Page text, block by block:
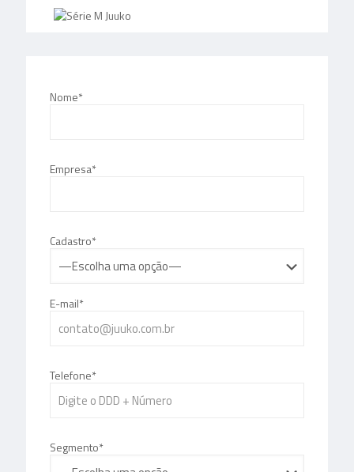
Nome*
Empresa*
Cadastro*
E-mail*
Telefone*
Segmento*